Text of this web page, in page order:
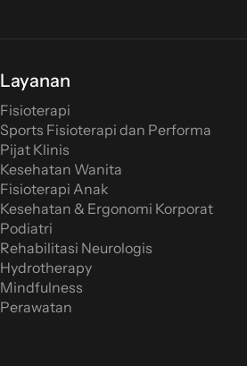
Layanan
Fisioterapi
Sports Fisioterapi dan Performa
Pijat Klinis
Kesehatan Wanita
Fisioterapi Anak
Kesehatan & Ergonomi Korporat
Podiatri
Rehabilitasi Neurologis
Hydrotherapy
Mindfulness
Perawatan